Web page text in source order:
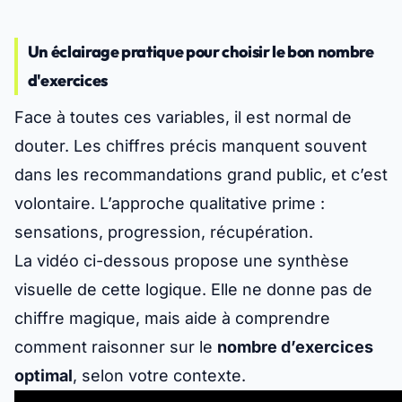
Un éclairage pratique pour choisir le bon nombre
d'exercices
Face à toutes ces variables, il est normal de
douter. Les chiffres précis manquent souvent
dans les recommandations grand public, et c’est
volontaire. L’approche qualitative prime :
sensations, progression, récupération.
La vidéo ci-dessous propose une synthèse
visuelle de cette logique. Elle ne donne pas de
chiffre magique, mais aide à comprendre
comment raisonner sur le nombre d’exercices
optimal, selon votre contexte.